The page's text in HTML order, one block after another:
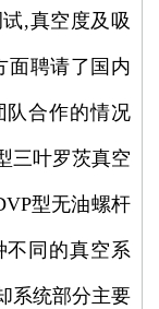
,真空度及吸
面聘请了国内
队合作的情况
三叶罗茨真空
型无油螺杆
不同的真空系
系统部分主要